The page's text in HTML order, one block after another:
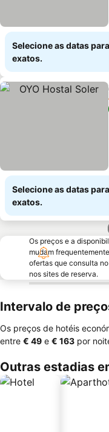
Selecione as datas
exatos.
Selecione as datas
exatos.
Os preços e a
mudam
ofertas que consulta
nos sites de reserva.
Intervalo de
Os preços de hotéis
entre ‎€ 49 e ‎€ 163 por
Outras estadias